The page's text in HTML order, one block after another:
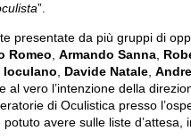
”.
presentate da più gruppi di
Romeo Armando Sanna
Ioculano Davide Natale
al vero l’intenzione della
di Oculistica presso
avere sulle liste